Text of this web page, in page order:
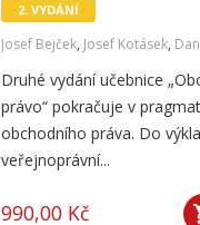
2. VYDÁNÍ
Josef Bejček, Josef Kotásek,
Druhé vydání učebnice
právo“ pokračuje v
obchodního práva. Do
veřejnoprávní...
990,00 Kč